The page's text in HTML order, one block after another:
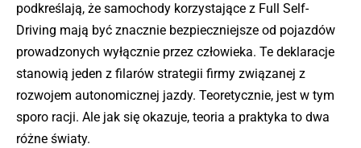
podkreślają, że samochody korzystające z Full Self-
Driving mają być znacznie bezpieczniejsze od pojazdów
prowadzonych wyłącznie przez człowieka. Te deklaracje
stanowią jeden z filarów strategii firmy związanej z
rozwojem autonomicznej jazdy. Teoretycznie, jest w tym
sporo racji. Ale jak się okazuje, teoria a praktyka to dwa
różne światy.